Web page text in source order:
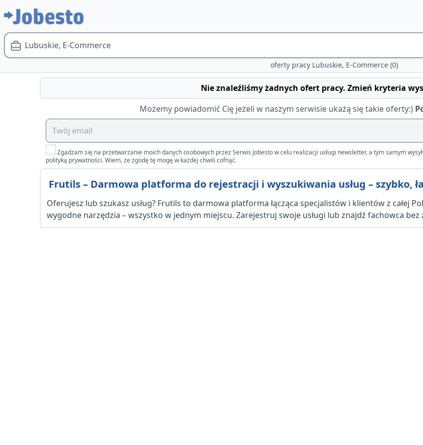
Lubuskie, E-Commerce
oferty pracy Lubuskie, E-Commerce (0)
Nie znaleźliśmy żadnych ofert pracy. Zmień kryteria
Możemy powiadomić Cię jeżeli w naszym serwisie ukażą się takie oferty:)
Zgadzam się na przetwarzanie moich danych osobowych przez Serwis Jobesto w celu realizacji usługi newsletter, a tym samym
polityką prywatności. Wiem, że zgodę tę mogę w każdej chwili cofnąć.
Frutils – Darmowa platforma do rejestracji i wyszukiwania usług – szybko,
Oferujesz lub szukasz usług? Frutils to darmowa platforma łącząca specjalistów i klientów z całej
wygodne narzędzia – wszystko w jednym miejscu. Zarejestruj swoje usługi lub znajdź fachowca